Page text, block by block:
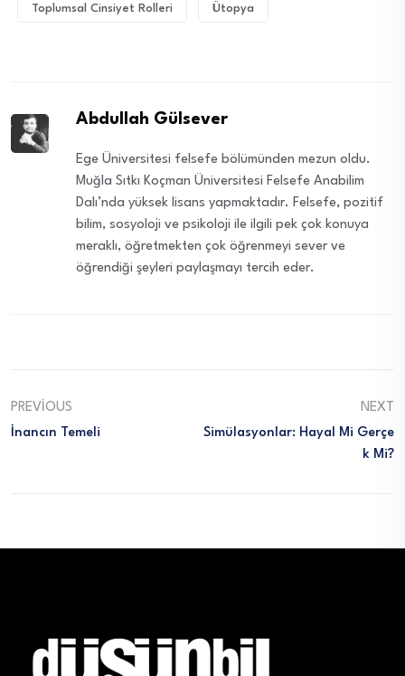
Toplumsal Cinsiyet Rolleri Ütopya
Abdullah Gülsever
Ege Üniversitesi felsefe bölümünden mezun oldu.
Muğla Sıtkı Koçman Üniversitesi Felsefe Anabilim
Dalı’nda yüksek lisans yapmaktadır. Felsefe, pozitif
bilim, sosyoloji ve psikoloji ile ilgili pek çok konuya
meraklı, öğretmekten çok öğrenmeyi sever ve
öğrendiği şeyleri paylaşmayı tercih eder.
PREVIOUS
İnancın Temeli
NEXT
Simülasyonlar: Hayal Mi Gerçe
K Mi?